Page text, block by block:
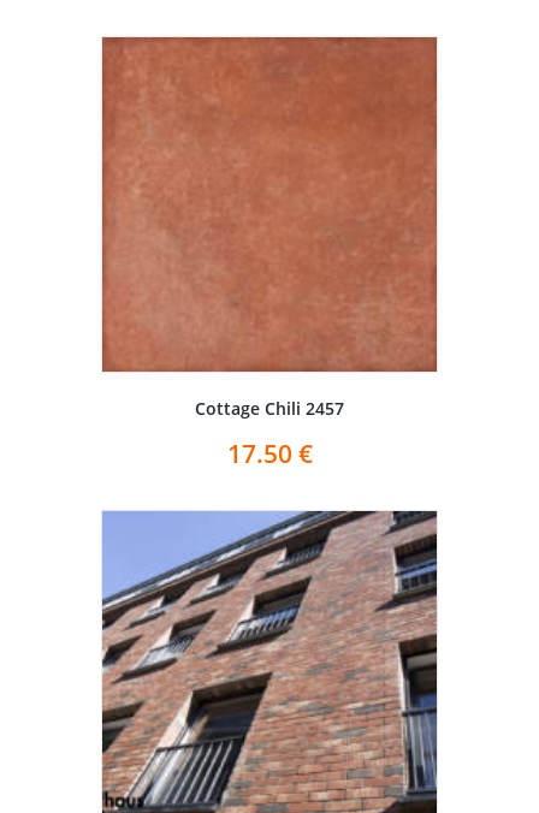
Cottage Chili 2457
17.50 €